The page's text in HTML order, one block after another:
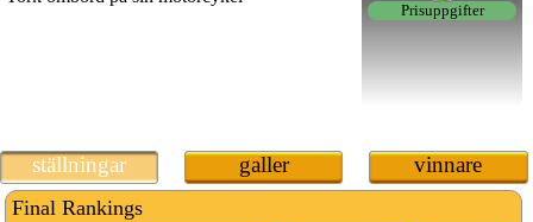
Prisuppgifter
ställningar galler vinnare
Final Rankings